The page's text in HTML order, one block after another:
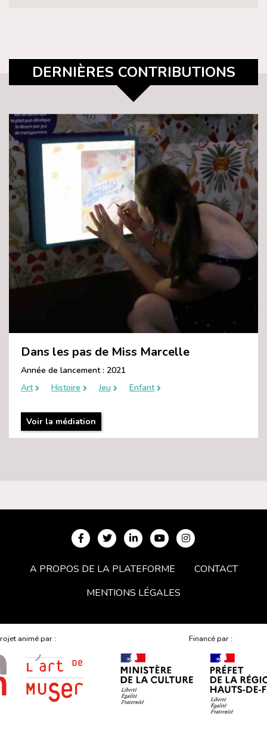
DERNIÈRES CONTRIBUTIONS
Dans les pas de Miss Marcelle
Année de lancement : 2021
Art
Histoire Jeu Enfant
Voir la médiation
A PROPOS DE LA PLATEFORME
CONTACT
MENTIONS LÉGALES
animé par : Financé par :